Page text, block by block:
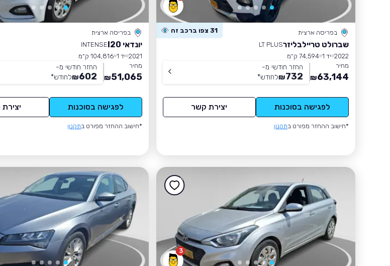
בפריסה ארצית 31 צפו ברכב זה
שברולט טריילבליזרLT PLUS
2022 יד 1
74,594 ק״מ
מחיר
63,144
₪
החזר חודשי מ-
732
₪לחודש*
לפגישה בסוכנות יצירת קשר
*חישוב ההחזר מפורט בתקנון
בפריסה ארצית
יונדאי I20
INTENSE
2021 יד 1
104,816 ק״מ
מחיר
51,065
₪
החזר חודשי מ-
602
₪לחודש*
לפגישה בסוכנות
*חישוב ההחזר מפורט בתקנון
3